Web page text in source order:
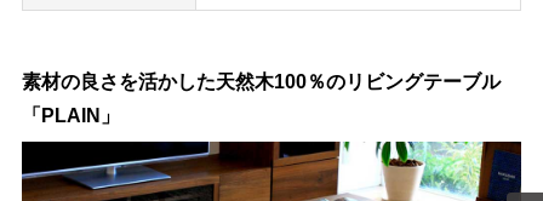
素材の良さを活かした天然木100％のリビングテーブル
「PLAIN」